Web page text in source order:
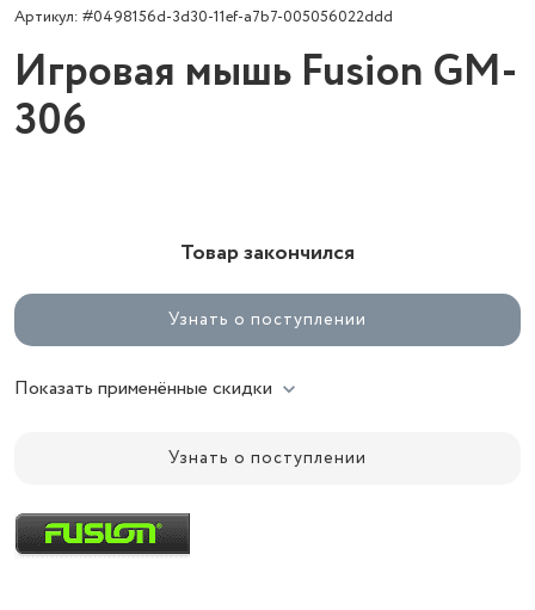
Артикул: #0498156d-3d30-11ef-a7b7-005056022ddd
Игровая мышь Fusion GM-
306
Товар закончился
Узнать о поступлении
Показать применённые скидки
Узнать о поступлении